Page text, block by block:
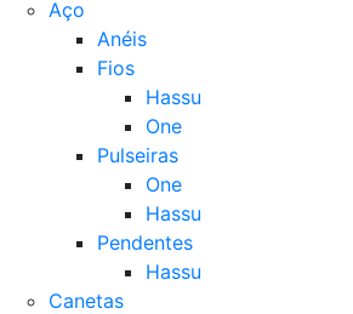
Aço
Anéis
Fios
Hassu
One
Pulseiras
One
Hassu
Pendentes
Hassu
Canetas